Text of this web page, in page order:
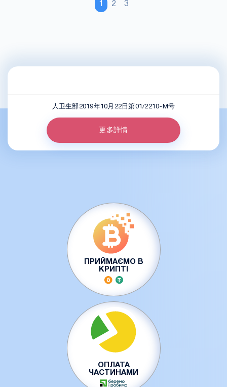
1 2 3
人卫生部2019年10月22日第01/2210-M号
更多詳情
ПРИЙМАЄМО В
КРИПТІ
ОПЛАТА
ЧАСТИНАМИ